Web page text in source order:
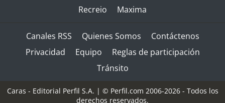
Recreio
Maxima
Canales RSS Quienes Somos
Contáctenos
Privacidad
Equipo
Reglas de participación
Tránsito
Caras - Editorial Perfil S.A. | © Perfil.com 2006-2026 - Todos los
derechos reservados.